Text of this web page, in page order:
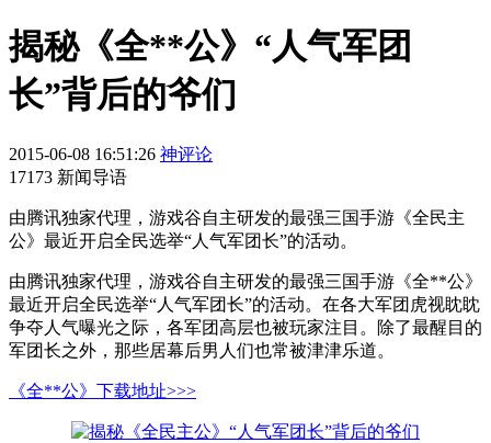
揭秘《全**公》“人气军团
长”背后的爷们
2015-06-08 16:51:26 神评论
17173 新闻导语
​由腾讯独家代理，游戏谷自主研发的最强三国手游《全民主
公》最近开启全民选举“人气军团长”的活动。
由腾讯独家代理，游戏谷自主研发的最强三国手游《全**公》
最近开启全民选举“人气军团长”的活动。在各大军团虎视眈眈
争夺人气曝光之际，各军团高层也被玩家注目。除了最醒目的
军团长之外，那些居幕后男人们也常被津津乐道。
《全**公》下载地址>>>